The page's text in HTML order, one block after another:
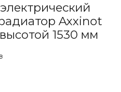
Axxinot
1530 мм